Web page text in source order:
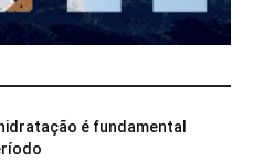
é fundamental